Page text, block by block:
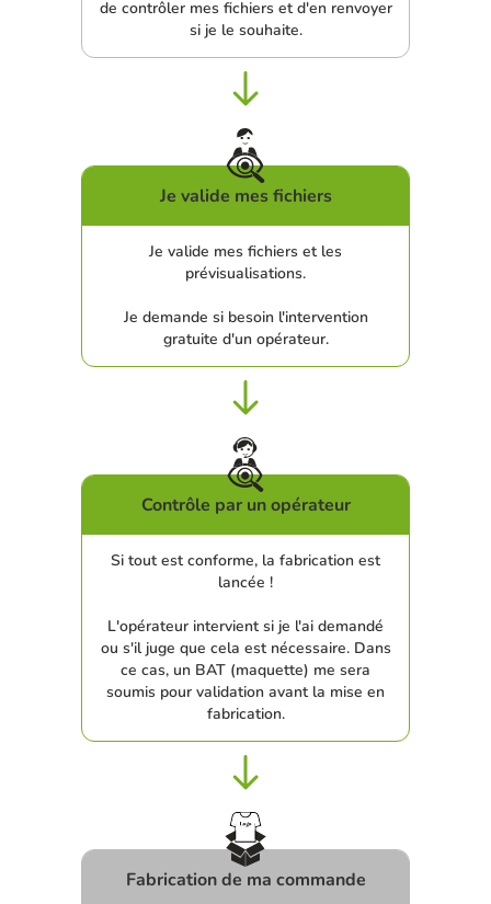
de contrôler mes fichiers et d'en renvoyer
si je le souhaite.
Je valide mes fichiers
Je valide mes fichiers et les
prévisualisations.
Je demande si besoin l'intervention
gratuite d'un opérateur.
Contrôle par un opérateur
Si tout est conforme, la fabrication est
lancée !
L'opérateur intervient si je l'ai demandé
ou s'il juge que cela est nécessaire. Dans
ce cas, un BAT (maquette) me sera
soumis pour validation avant la mise en
fabrication.
Fabrication de ma commande